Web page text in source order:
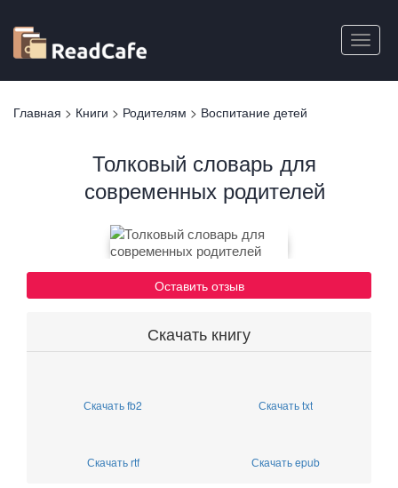
основному
содержанию
Toggle
Вы
Главная > Книги > Родителям > Воспитание детей
Толковый словарь для
современных родителей
Оставить отзыв
Скачать книгу
Скачать fb2 Скачать txt
Скачать rtf Скачать epub